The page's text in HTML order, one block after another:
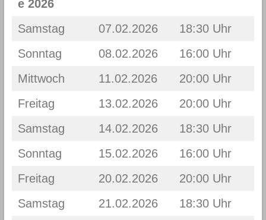
e 2026
Samstag
07.02.2026
18:30 Uhr
Sonntag
08.02.2026
16:00 Uhr
Mittwoch
11.02.2026
20:00 Uhr
Freitag
13.02.2026
20:00 Uhr
Samstag
14.02.2026
18:30 Uhr
Sonntag
15.02.2026
16:00 Uhr
Freitag
20.02.2026
20:00 Uhr
Samstag
21.02.2026
18:30 Uhr